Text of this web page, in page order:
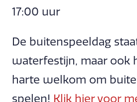
17:00 uur
De buitenspeeldag
waterfestijn, maar ook
harte welkom om
spelen! Klik hier voor